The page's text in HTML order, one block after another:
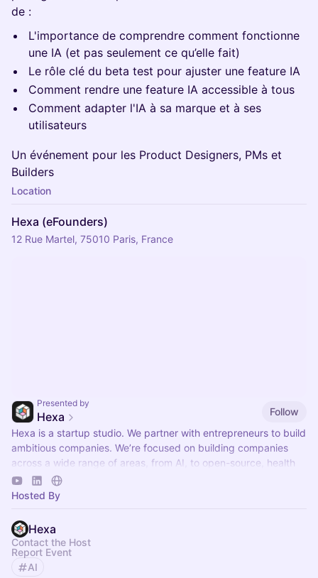
de :
L'importance de comprendre comment fonctionne
une IA (et pas seulement ce qu’elle fait)
Le rôle clé du beta test pour ajuster une feature IA
Comment rendre une feature IA accessible à tous
Comment adapter l'IA à sa marque et à ses
utilisateurs
Un événement pour les Product Designers, PMs et
Builders
Location
Hexa (eFounders)
12 Rue Martel, 75010 Paris, France
Presented by
Hexa
Follow
Hexa is a startup studio. We partner with entrepreneurs to build
ambitious companies. We’re focused on building companies
across a wide range of areas, from AI, to open-source, health
and much more.
Hosted By
Hexa
Contact the Host
Report Event
AI